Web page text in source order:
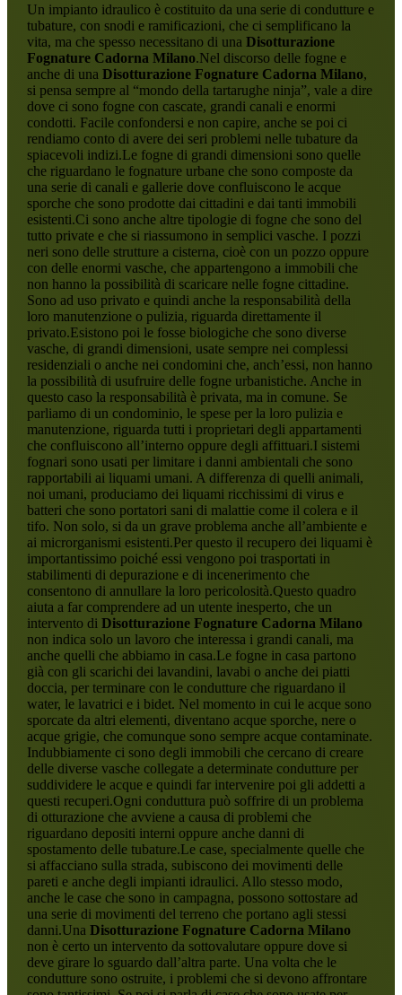
Un impianto idraulico è costituito da una serie di condutture e
tubature, con snodi e ramificazioni, che ci semplificano la
vita, ma che spesso necessitano di una Disotturazione
Fognature Cadorna Milano.Nel discorso delle fogne e
anche di una Disotturazione Fognature Cadorna Milano,
si pensa sempre al “mondo della tartarughe ninja”, vale a dire
dove ci sono fogne con cascate, grandi canali e enormi
condotti. Facile confondersi e non capire, anche se poi ci
rendiamo conto di avere dei seri problemi nelle tubature da
spiacevoli indizi.Le fogne di grandi dimensioni sono quelle
che riguardano le fognature urbane che sono composte da
una serie di canali e gallerie dove confluiscono le acque
sporche che sono prodotte dai cittadini e dai tanti immobili
esistenti.Ci sono anche altre tipologie di fogne che sono del
tutto private e che si riassumono in semplici vasche. I pozzi
neri sono delle strutture a cisterna, cioè con un pozzo oppure
con delle enormi vasche, che appartengono a immobili che
non hanno la possibilità di scaricare nelle fogne cittadine.
Sono ad uso privato e quindi anche la responsabilità della
loro manutenzione o pulizia, riguarda direttamente il
privato.Esistono poi le fosse biologiche che sono diverse
vasche, di grandi dimensioni, usate sempre nei complessi
residenziali o anche nei condomini che, anch’essi, non hanno
la possibilità di usufruire delle fogne urbanistiche. Anche in
questo caso la responsabilità è privata, ma in comune. Se
parliamo di un condominio, le spese per la loro pulizia e
manutenzione, riguarda tutti i proprietari degli appartamenti
che confluiscono all’interno oppure degli affittuari.I sistemi
fognari sono usati per limitare i danni ambientali che sono
rapportabili ai liquami umani. A differenza di quelli animali,
noi umani, produciamo dei liquami ricchissimi di virus e
batteri che sono portatori sani di malattie come il colera e il
tifo. Non solo, si da un grave problema anche all’ambiente e
ai microrganismi esistenti.Per questo il recupero dei liquami è
importantissimo poiché essi vengono poi trasportati in
stabilimenti di depurazione e di incenerimento che
consentono di annullare la loro pericolosità.Questo quadro
aiuta a far comprendere ad un utente inesperto, che un
intervento di Disotturazione Fognature Cadorna Milano
non indica solo un lavoro che interessa i grandi canali, ma
anche quelli che abbiamo in casa.Le fogne in casa partono
già con gli scarichi dei lavandini, lavabi o anche dei piatti
doccia, per terminare con le condutture che riguardano il
water, le lavatrici e i bidet. Nel momento in cui le acque sono
sporcate da altri elementi, diventano acque sporche, nere o
acque grigie, che comunque sono sempre acque contaminate.
Indubbiamente ci sono degli immobili che cercano di creare
delle diverse vasche collegate a determinate condutture per
suddividere le acque e quindi far intervenire poi gli addetti a
questi recuperi.Ogni conduttura può soffrire di un problema
di otturazione che avviene a causa di problemi che
riguardano depositi interni oppure anche danni di
spostamento delle tubature.Le case, specialmente quelle che
si affacciano sulla strada, subiscono dei movimenti delle
pareti e anche degli impianti idraulici. Allo stesso modo,
anche le case che sono in campagna, possono sottostare ad
una serie di movimenti del terreno che portano agli stessi
danni.Una Disotturazione Fognature Cadorna Milano
non è certo un intervento da sottovalutare oppure dove si
deve girare lo sguardo dall’altra parte. Una volta che le
condutture sono ostruite, i problemi che si devono affrontare